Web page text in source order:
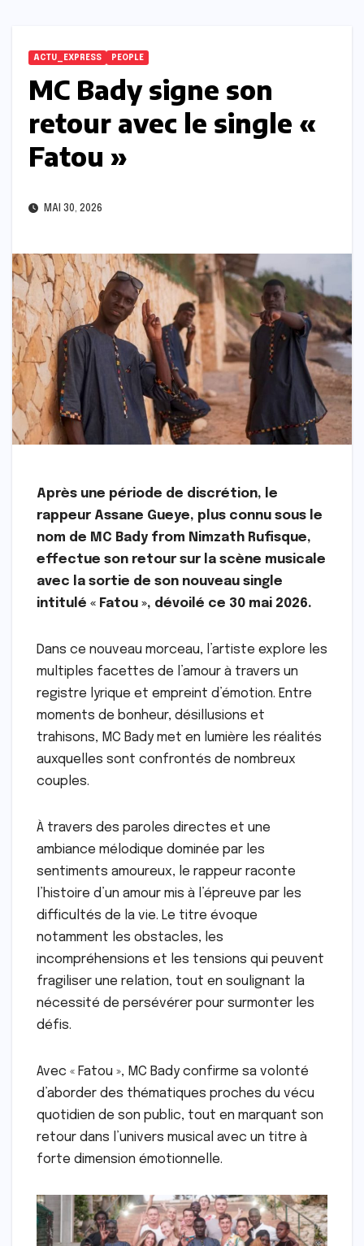
ACTU_EXPRESS PEOPLE
MC Bady signe son
retour avec le single «
Fatou »
MAI 30, 2026
Après une période de discrétion, le
rappeur Assane Gueye, plus connu sous le
nom de MC Bady from Nimzath Rufisque,
effectue son retour sur la scène musicale
avec la sortie de son nouveau single
intitulé « Fatou », dévoilé ce 30 mai 2026.
Dans ce nouveau morceau, l’artiste explore les
multiples facettes de l’amour à travers un
registre lyrique et empreint d’émotion. Entre
moments de bonheur, désillusions et
trahisons, MC Bady met en lumière les réalités
auxquelles sont confrontés de nombreux
couples.
À travers des paroles directes et une
ambiance mélodique dominée par les
sentiments amoureux, le rappeur raconte
l’histoire d’un amour mis à l’épreuve par les
difficultés de la vie. Le titre évoque
notamment les obstacles, les
incompréhensions et les tensions qui peuvent
fragiliser une relation, tout en soulignant la
nécessité de persévérer pour surmonter les
défis.
Avec « Fatou », MC Bady confirme sa volonté
d’aborder des thématiques proches du vécu
quotidien de son public, tout en marquant son
retour dans l’univers musical avec un titre à
forte dimension émotionnelle.